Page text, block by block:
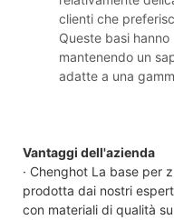
clienti che
Queste basi
mantenendo un
adatte a una
Vantaggi dell'azienda
· Chenghot La base per
prodotta dai nostri
con materiali di qualità